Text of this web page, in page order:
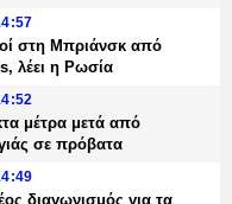
στη Μπριάνσκ από
λέει η Ρωσία
μέτρα μετά από
σε πρόβατα
διαγωνισμός για τα